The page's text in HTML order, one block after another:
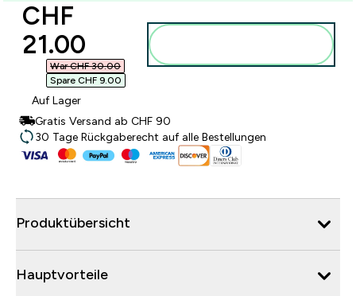
discounted price
CHF
21.00‎
War CHF 30.00‎
Spare CHF 9.00‎
Auf Lager
Gratis Versand ab CHF 90
30 Tage Rückgaberecht auf alle Bestellungen
Produktübersicht
Hauptvorteile